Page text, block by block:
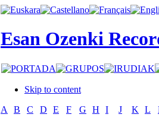
Esan Ozenki
Skip to content
A
B C D E F G H I J K L